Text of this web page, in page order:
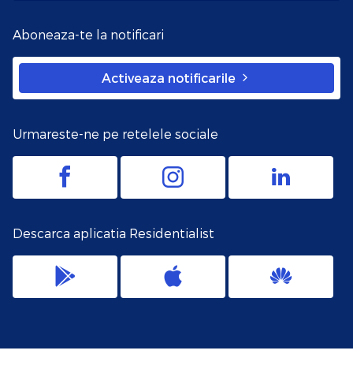
Aboneaza-te la notificari
Activeaza notificarile
Urmareste-ne pe retelele sociale
Descarca aplicatia Residentialist